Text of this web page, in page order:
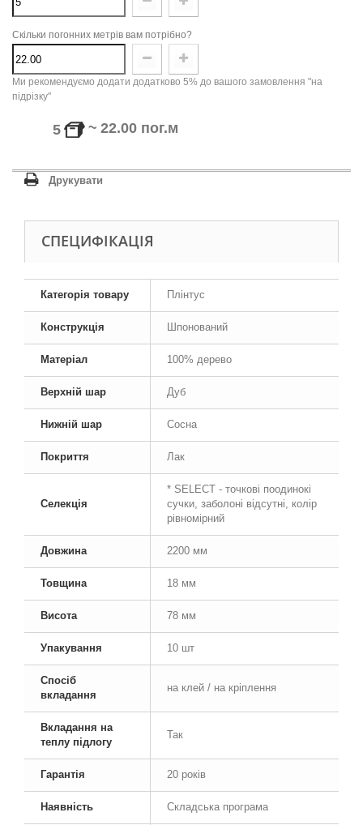
Скільки погонних метрів вам потрібно?
Ми рекомендуємо додати додатково 5% до вашого замовлення "на
підрізку"
5 ~ 22.00 пог.м
Друкувати
СПЕЦИФІКАЦІЯ
Категорія товару Плінтус
Конструкція Шпонований
Матеріал 100% дерево
Верхній шар Дуб
Нижній шар Сосна
Покриття Лак
Селекція
* SELECT - точкові поодинокі
сучки, заболоні відсутні, колір
рівномірний
Довжина 2200 мм
Товщина 18 мм
Висота 78 мм
Упакування 10 шт
Спосіб
вкладання
на клей / на кріплення
Вкладання на
теплу підлогу
Так
Гарантія 20 років
Наявність Складська програма